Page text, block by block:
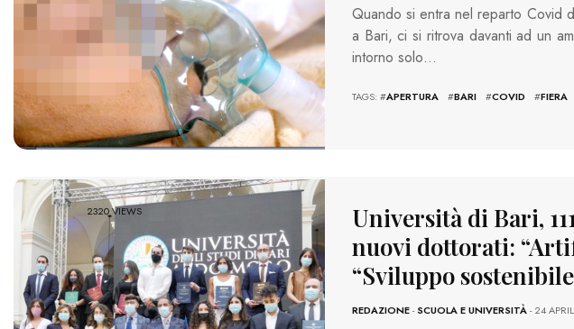
Quando si entra nel reparto Covid
a Bari, ci si ritrova davanti ad un
intorno solo…
TAGS: #APERTURA #BARI #COVID #FIERA
2320 VIEWS
Università di Bari,
nuovi dottorati:
“Sviluppo
REDAZIONE-SCUOLA E UNIVERSITÀ- 24